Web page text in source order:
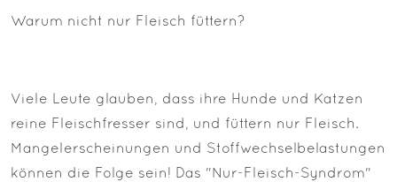
Warum nicht nur Fleisch füttern?
Viele Leute glauben, dass ihre Hunde und Katzen
reine Fleischfresser sind, und füttern nur Fleisch.
Mangelerscheinungen und Stoffwechselbelastungen
können die Folge sein! Das "Nur-Fleisch-Syndrom"